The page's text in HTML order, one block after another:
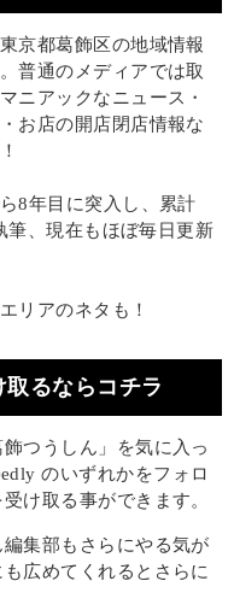
京都葛飾区の地域情報
普通のメディアでは取
ニアックなニュース・
お店の開店閉店情報な
8年目に突入し、累計
筆、現在もほぼ毎日更新
リアのネタも！
るならコチラ
つうしん」を気に入っ
のいずれかをフォロ
け取る事ができます。
集部もさらにやる気が
広めてくれるとさらに